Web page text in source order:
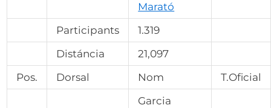
Marató
Participants
1.319
Distáncia
21,097
Pos.
Dorsal Nom T.Oficial
Garcia